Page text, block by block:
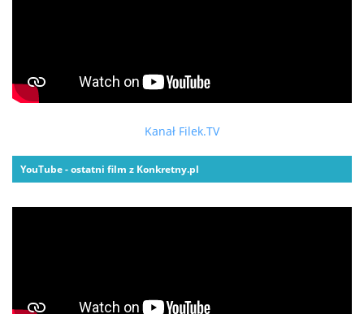
Kanał Filek.TV
YouTube - ostatni film z Konkretny.pl